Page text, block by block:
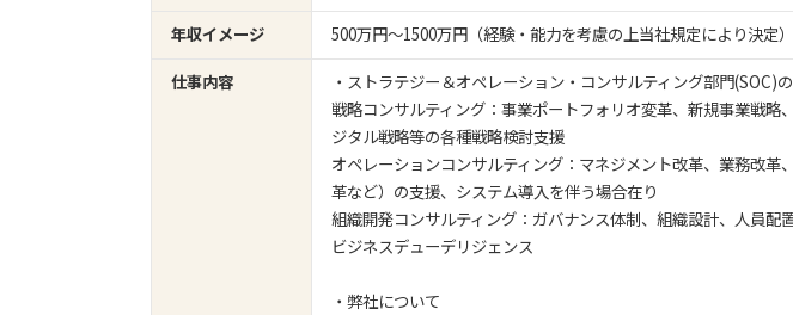
年収イメージ
500万円〜1500万円（経験・能力を考慮の上当社規定により決定）
仕事内容
・ストラテジー＆オペレーション・コンサルティング部門(SOC)
戦略コンサルティング：事業ポートフォリオ変革、新規事業戦略
ジタル戦略等の各種戦略検討支援
オペレーションコンサルティング：マネジメント改革、業務改革
革など）の支援、システム導入を伴う場合在り
組織開発コンサルティング：ガバナンス体制、組織設計、人員配
ビジネスデューデリジェンス
・弊社について